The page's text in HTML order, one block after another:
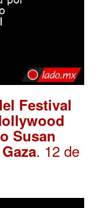
Festival
Susan
. 12 de